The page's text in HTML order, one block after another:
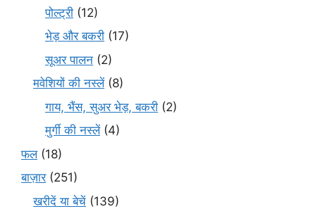
पोल्ट्री (12)
भेड़ और बकरी (17)
सूअर पालन (2)
मवेशियों की नस्लें(8)
गाय, भैंस, सुअर भेड़, बकरी (2)
मुर्गी की नस्लें(4)
फल(18)
बाज़ार(251)
खरीदें या बेचें (139)